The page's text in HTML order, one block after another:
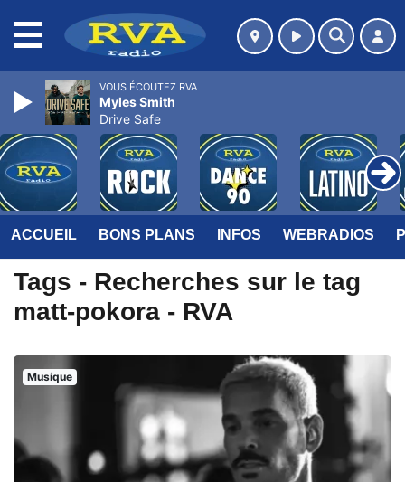
ACCUEIL BONS PLANS INFOS WEBRADIOS
Tags - Recherches sur le tag
matt-pokora - RVA
Musique
VOUS ÉCOUTEZ RVA
Myles Smith
Drive Safe